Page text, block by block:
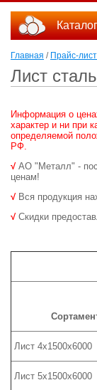
Главная / Прайс-
Лист
Информация о
характер и ни при
определяемой
РФ.
√ АО "Металл" -
ценам!
√ Вся продукция
√ Скидки
Лист 4х1500х6000
Лист 5х1500х6000